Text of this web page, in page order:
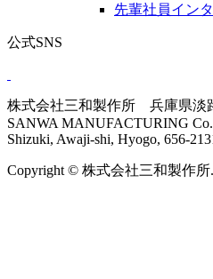
先輩社員イン
公式SNS
株式会社三和製作所 兵庫県淡
SANWA MANUFACTURING
Shizuki, Awaji-shi, Hyogo, 656-
Copyright © 株式会社三和製作所